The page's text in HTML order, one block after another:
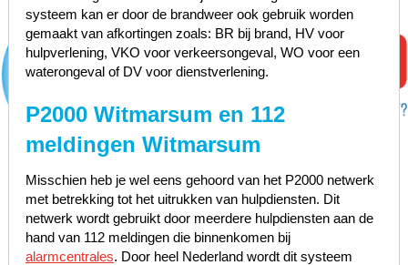
systeem kan er door de brandweer ook gebruik worden
gemaakt van afkortingen zoals: BR bij brand, HV voor
hulpverlening, VKO voor verkeersongeval, WO voor een
waterongeval of DV voor dienstverlening.
P2000 Witmarsum en 112
meldingen Witmarsum
Misschien heb je wel eens gehoord van het P2000 netwerk
met betrekking tot het uitrukken van hulpdiensten. Dit
netwerk wordt gebruikt door meerdere hulpdiensten aan de
hand van 112 meldingen die binnenkomen bij
alarmcentrales. Door heel Nederland wordt dit systeem